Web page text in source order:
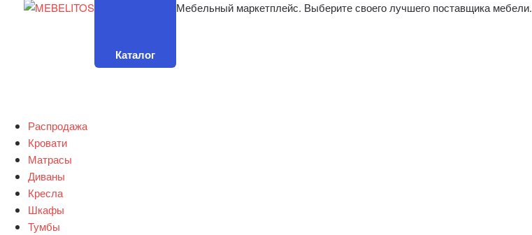
Каталог
Мебельный маркетплейс. Выберите своего лучшего поставщика мебели.
Распродажа
Кровати
Матрасы
Диваны
Кресла
Шкафы
Тумбы